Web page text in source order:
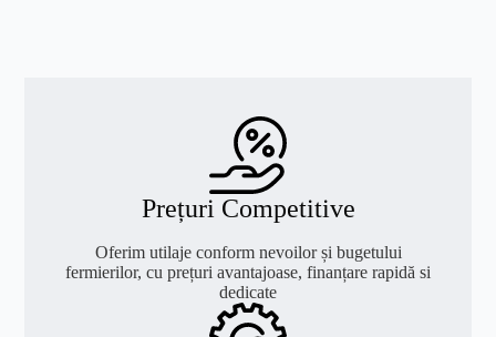
Prețuri Competitive
Oferim utilaje conform nevoilor și bugetului
fermierilor, cu prețuri avantajoase, finanțare rapidă si
dedicate